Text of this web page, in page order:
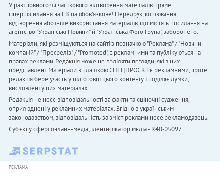
У разі повного чи часткового відтворення матеріалів пряме
гіперпосилання на LB.ua обов'язкове! Передрук, копіювання,
відтворення або інше використання матеріалів, що містять посилання на
агентство "Українськi Новини" й "Українська Фото Група", заборонено.
Матеріали, які розміщуються на сайті з позначкою "Реклама" / "Новини
компаній" / "Пресреліз" / "Promoted", є рекламними та публікуються на
правах реклами. Редакція може не поділяти погляди, які в них
представлені. Матеріали з плашкою СПЕЦПРОЄКТ є рекламними, проте
редакція бере участь у підготовці цього контенту і поділяє думки,
висловлені у цих матеріалах.
Редакція не несе відповідальності за факти та оціночні судження,
оприлюднені у рекламних матеріалах. Згідно з українським
законодавством, відповідальність за зміст реклами несе рекламодавець.
Cуб'єкт у сфері онлайн-медіа; ідентифікатор медіа - R40-05097
РЕКЛАМА